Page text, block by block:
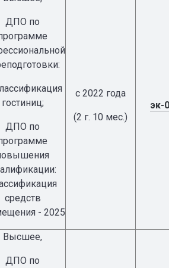
ДПО по
гостиниц;
ДПО по
средств
- 2025
с 2022 года
(2 г. 10 мес.)
эк-
Высшее,
ДПО по